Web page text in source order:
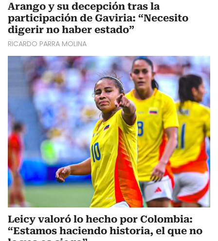
Arango y su decepción tras la
participación de Gaviria: “Necesito
digerir no haber estado”
RICARDO PARRA MOLINA
Leicy valoró lo hecho por Colombia:
“Estamos haciendo historia, el que no